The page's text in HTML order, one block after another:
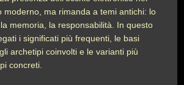
moderno, ma rimanda a temi antichi: lo
memoria, la responsabilità. In questo
i significati più frequenti, le basi
archetipi coinvolti e le varianti più
concreti.